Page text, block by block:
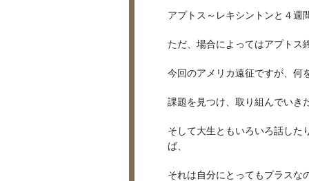
アプトス～レキシントンと４週
ただ、場合によってはアプトス
今回のアメリカ遠征ですが、何
課題を見つけ、取り組んでいき
そして大生ともいろいろ話した
ば、
それは自分にとってもプラスな